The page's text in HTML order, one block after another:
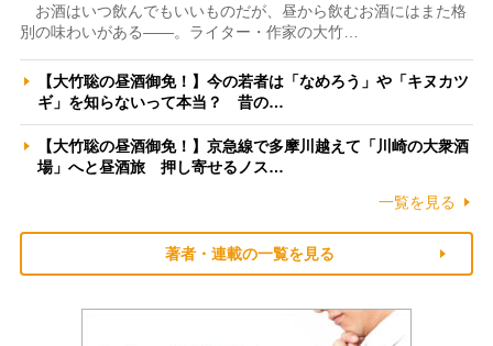
お酒はいつ飲んでもいいものだが、昼から飲むお酒にはまた格
別の味わいがある――。ライター・作家の大竹…
【大竹聡の昼酒御免！】今の若者は「なめろう」や「キヌカツ
ギ」を知らないって本当？ 昔の…
【大竹聡の昼酒御免！】京急線で多摩川越えて「川崎の大衆酒
場」へと昼酒旅 押し寄せるノス…
一覧を見る
著者・連載の一覧を見る